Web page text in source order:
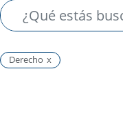
Derecho